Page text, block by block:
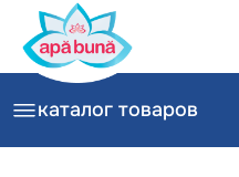
каталог товаров